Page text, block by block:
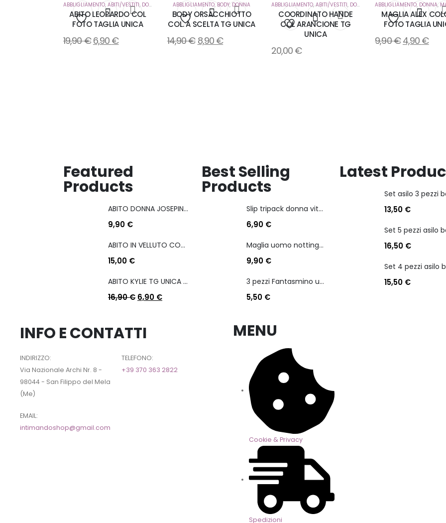
Aggiungi
ABBLIGLIAMENTO, ABITI/VESTITI, DONNA
ABITO LEOPARDO COL
FOTO TAGLIA UNICA
19,90€ 6,90 €
Aggiungi
ABBLIGLIAMENTO, BODY, DONNA
BODY ORSACCHIOTTO
COL. A SCELTA TG UNICA
14,90€ 8,90 €
Aggiungi
alla
ABBLIGLIAMENTO,ABITI/VESTITI, DONNA
COORDINATO HANDE
COL ARANCIONE TG
UNICA
20,00 €
Aggiungi
ABBLIGLIAMENTO, DONNA,
MAGLIA ALEX
FOTO TAGLIA
9,90€ 4,90 €
Featured
Products
ABITO DONNA JOSEPINA MIS M/L
9,90 €
ABITO IN VELLUTO CON COULISSE LATERALE
15,00 €
ABITO KYLIE TG UNICA COL A SCELTA
16,90€ 6,90 €
Best Selling
Products
Slip tripack donna vita bassa cotonella art 3165 in cotone elasticizzato
6,90 €
Maglia uomo nottingham in caldo cotone scollo a v manica lunga
9,90 €
3 pezzi Fantasmino unisex diadora in cotone mercerizzato tg dalla 35 alla 46
5,50 €
Latest
13,50 €
16,50 €
15,50 €
INFO E CONTATTI
INDIRIZZO:
Via Nazionale Archi Nr. 8 -
98044 - San Filippo del Mela
(Me)
TELEFONO:
+39 370 363 2822
EMAIL:
intimandoshop@gmail.com
MENU
Cookie & Privacy
Spedizioni